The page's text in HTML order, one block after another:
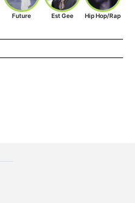
Future Est Gee Hip Hop/Rap